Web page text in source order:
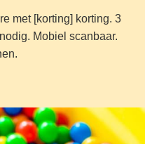
met [korting] korting. 3
Mobiel scanbaar.